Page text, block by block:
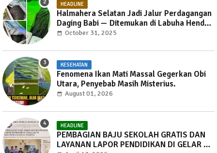
HEADLINE
Halmahera Selatan Jadi Jalur Perdagangan
Daging Babi — Ditemukan di Labuha Hendak
Dibawa ke Weda, Warga Mayoritas Marah,
October 31, 2025
KESEHATAN
Fenomena Ikan Mati Massal Gegerkan Obi
Utara, Penyebab Masih Misterius.
August 01, 2026
HEADLINE
PEMBAGIAN BAJU SEKOLAH GRATIS DAN
LAYANAN LAPOR PENDIDIKAN DI GELAR DI